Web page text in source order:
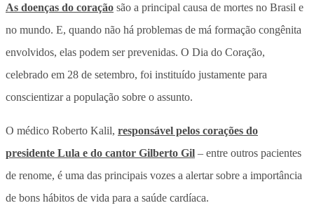
As doenças do coração são a principal causa de mortes no Brasil e
no mundo. E, quando não há problemas de má formação congênita
envolvidos, elas podem ser prevenidas. O Dia do Coração,
celebrado em 28 de setembro, foi instituído justamente para
conscientizar a população sobre o assunto.
O médico Roberto Kalil, responsável pelos corações do
presidente Lula e do cantor Gilberto Gil – entre outros pacientes
de renome, é uma das principais vozes a alertar sobre a importância
de bons hábitos de vida para a saúde cardíaca.